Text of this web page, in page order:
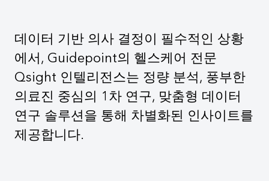
데이터 기반 의사 결정이 필수적인 상황
에서, Guidepoint의 헬스케어 전문
Qsight 인텔리전스는 정량 분석, 풍부한
의료진 중심의 1차 연구, 맞춤형 데이터
연구 솔루션을 통해 차별화된 인사이트를
제공합니다.